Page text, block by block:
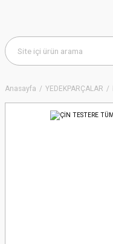
Anasayfa YEDEKPARÇALAR